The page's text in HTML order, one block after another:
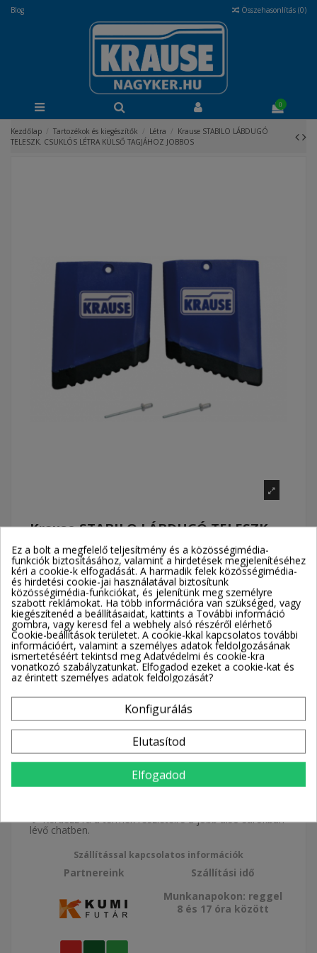
Blog Összehasonlítás (0)
0
Kezdőlap Tartozékok és kiegészítők Létra
Krause STABILO LÁBDUGÓ
TELESZK. CSUKLÓS LÉTRA KÜLSŐ TAGJÁHOZ JOBBOS
Krause STABILO LÁBDUGÓ TELESZK.
CSUKLÓS LÉTRA KÜLSŐ TAGJÁHOZ
JOBBOS
Cikkszám 212436
Szállítási költség: 2 200 Ft
Elérhetőség: 2-3 munkanap
5 941 Ft
Adóval együtt
Kosárba
💬 Kérdezz rá a termék részleteire a jobb alsó sarokban
lévő chatben.
Szállítással kapcsolatos információk
Partnereink
Szállítási idő
Munkanapokon: reggel
8 és 17 óra között
Ez a bolt a megfelelő teljesítmény és a közösségimédia-
funkciók biztosításához, valamint a hirdetések megjelenítéséhez
kéri a cookie-k elfogadását. A harmadik felek közösségimédia-
és hirdetési cookie-jai használatával biztosítunk
közösségimédia-funkciókat, és jelenítünk meg személyre
szabott reklámokat. Ha több információra van szükséged, vagy
kiegészítenéd a beállításaidat, kattints a További információ
gombra, vagy keresd fel a webhely alsó részéről elérhető
Cookie-beállítások területet. A cookie-kkal kapcsolatos további
információért, valamint a személyes adatok feldolgozásának
ismertetéséért tekintsd meg Adatvédelmi és cookie-kra
vonatkozó szabályzatunkat. Elfogadod ezeket a cookie-kat és
az érintett személyes adatok feldolgozását?
Konfigurálás
Elutasítod
Elfogadod